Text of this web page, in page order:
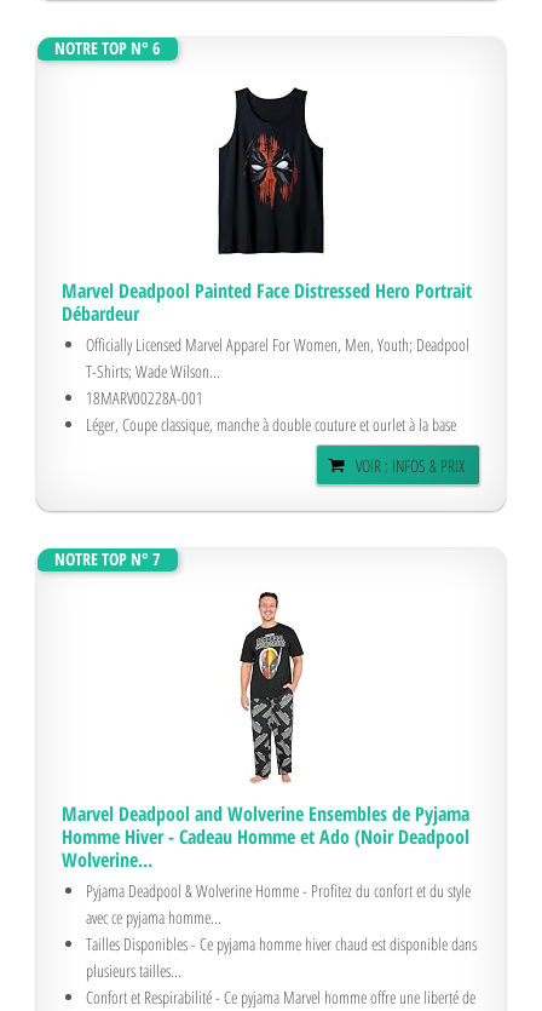
NOTRE TOP N° 6
Marvel Deadpool Painted Face Distressed Hero Portrait
Débardeur
Officially Licensed Marvel Apparel For Women, Men, Youth; Deadpool
T-Shirts; Wade Wilson...
18MARV00228A-001
Léger, Coupe classique, manche à double couture et ourlet à la base
VOIR : INFOS & PRIX
NOTRE TOP N° 7
Marvel Deadpool and Wolverine Ensembles de Pyjama
Homme Hiver - Cadeau Homme et Ado (Noir Deadpool
Wolverine...
Pyjama Deadpool & Wolverine Homme - Profitez du confort et du style
avec ce pyjama homme...
Tailles Disponibles - Ce pyjama homme hiver chaud est disponible dans
plusieurs tailles...
Confort et Respirabilité - Ce pyjama Marvel homme offre une liberté de